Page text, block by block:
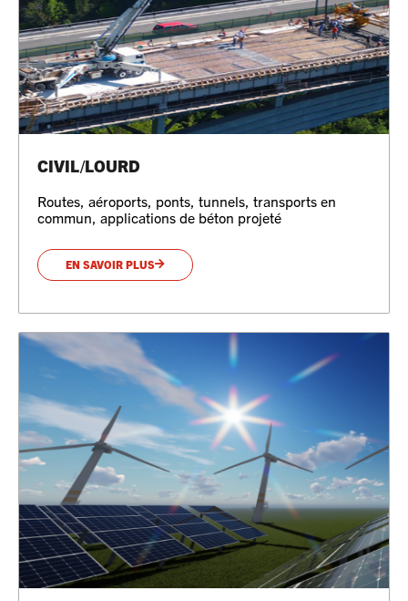
CIVIL/LOURD
Routes, aéroports, ponts, tunnels, transports en
commun, applications de béton projeté
EN SAVOIR PLUS